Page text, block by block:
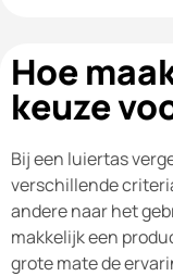
Hoe
keuze
Bij een luiertas
verschillende
andere naar het
makkelijk een
grote mate de